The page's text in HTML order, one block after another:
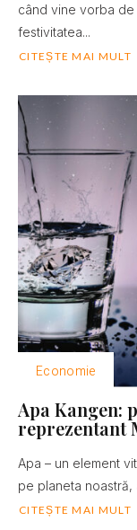
când vine vorba
festivitatea...
CITEȘTE MAI MULT
Economie
Apa Kangen:
reprezentant
Apa – un element
pe planeta
CITEȘTE MAI MULT